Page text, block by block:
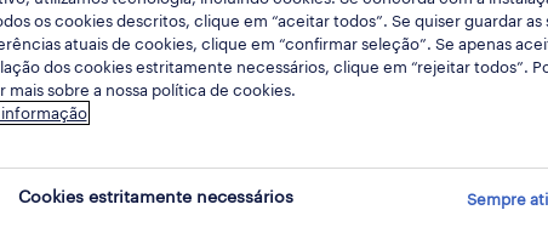
em Loures, Lisboa
os cookies descritos, clique em “aceitar todos”. Se quiser guardar as
atuais de cookies, clique em “confirmar seleção”. Se apenas
dos cookies estritamente necessários, clique em “rejeitar todos”.
mais sobre a nossa política de cookies.
informação
Cookies estritamente necessários Sempre